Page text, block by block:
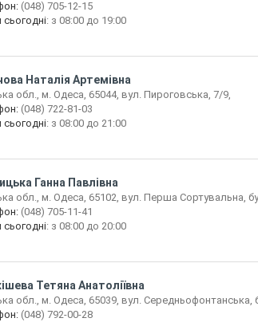
(048) 705-12-15
: з 08:00 до 19:00
Наталія Артемівна
обл., м. Одеса, 65044, вул. Пироговська, 7/9,
(048) 722-81-03
: з 08:00 до 21:00
Ганна Павлівна
обл., м. Одеса, 65102, вул. Перша Сортувальна,
(048) 705-11-41
: з 08:00 до 20:00
Тетяна Анатоліївна
обл., м. Одеса, 65039, вул. Середньофонтанська,
(048) 792-00-28